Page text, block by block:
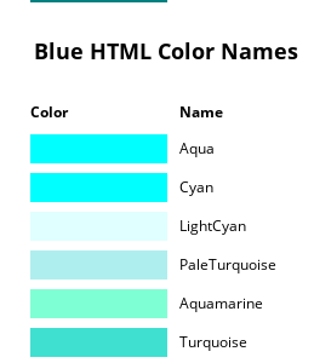
Blue HTML Color Names
Color Name
Aqua
Cyan
LightCyan
PaleTurquoise
Aquamarine
Turquoise